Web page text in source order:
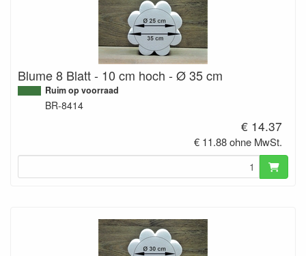
Blume 8 Blatt - 10 cm hoch - Ø 35 cm
Ruim op voorraad
BR-8414
€ 14.37
€ 11.88 ohne MwSt.